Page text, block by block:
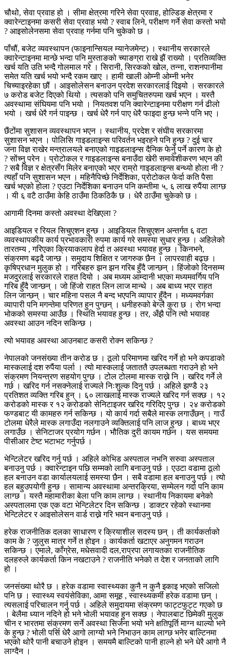
चौथो, सेवा प्रवाह हो । सीमा क्षेत्रमा गरिने सेवा प्रवाह, होल्डिङ क्षेत्रमा र
क्वारेन्टाइनमा कसरी सेवा प्रवाह भयो ? स्वाब लिने, परीक्षण गर्ने सेवा कस्तो भयो
? आइसोलेनसमा सेवा प्रवाह गर्नमा पनि चुकेको छ ।
पाँचौं, बजेट व्यवस्थापन (फाइनान्सियल म्यानेजमेन्ट) । स्थानीय सरकारले
क्वारेन्टाइनमा मान्छे भन्दा पनि मुस्ताङको च्याङग्रा राखे झैं राख्यो । प्रतिव्यक्ति
खर्च यति उति भन्दै गोलमाल गरे । सिरानी, सिरकको खोल, तन्ना, राशनपानीमा
समेत यति खर्च भयो भन्दै रकम खाए । हामी खाली ओम्नी ओम्नी भनेर
चिच्याइरहेका छौं । आइसोलेसन बनाउन प्रदेश सरकारलाई दिइयो । सरकारले
७ करोड बजेट दिएको थियो । त्यसको पनि समुचितरुपमा खर्च भएन । यस्तै
अवस्थामा संघियमा पनि भयो । नियतवश पनि क्वारेन्टाइनमा परीक्षण गर्न ढीलो
भयो । खर्च धेरै गर्न पाइन्छ । खर्च धेरै गर्न पाए धेरै फाइदा हुन्छ भन्ने पनि भए ।
छैंटोंमा सुशासन व्यवस्थापन भएन । स्थानीय, प्रदेश र संघीय सरकारमा
सुशासन भएन । पोलिसि गाइडलाइन्स परिवर्तन भइरहने पनि हुन्छ ? दुई चार
जना विज्ञ राखेर मन्त्रालयले बनाएको गाइडलाइन्स दैनिक फेर्नु पर्ने कारण के हो
? सोंच्नु परेन । प्रोटोकल र गाइडलाइन्स बनाउँदा खेरी समावेशीकरण भएन की
? सबै विज्ञ र क्षेत्रसँग मिलेर बनाएको भएर राम्रो गाइडलाइन्स बन्थ्यो होला नी ?
त्यहाँ पनि सुशासन भएन । महिनैपिच्छे निर्देशिका, प्रोटोकल फेर्दा कति पैसा
खर्च भएको होला ? एउटा निर्देशिका बनाउन पनि कम्तीमा ५, ६ लाख रुपैंया लाग्छ
। यी ६ वटै ठाउँमा केहि ठाउँमा ठिकठिकै छ । धेरै ठाउँमा चुकेको छ ।
आगामी दिनमा कस्तो अवस्था देखिएला ?
आइडियल र रियल सिचुएशन हुन्छ । आइडियल सिचुएशन अन्तर्गत ६ वटा
व्यवस्थापकीय कार्य प्रभावकारी रुपमा कार्य गरे समस्या सुधार हुन्छ । अहिलेको
तारतम्य , गरिएका क्रियाकलाप हेर्दा त अवस्था भयावह हुन्छ । किनभने,
संक्रमण बढ्दै जान्छ । समुदाय शिक्षित र जागरुक छैन । लापरवाही बढ्छ ।
कृषिप्रधान मुलुक हो । गरिबहरु झन झन गरिब हुँदै जान्छन् । हिंजोको दिनसम्म
मजदुरलाई सरकारले राहत दियो । अब मध्यम आम्दानी भएका मध्यमवर्गिय पनि
गरिब हुँदै जान्छन् । जो हिंजो राहत लिन लाज मान्थे । अब बाध्य भएर राहत
लिन जान्छन् । चार महिना पसल नै बन्द भएपनि व्यापार हुँदैन । मध्यमवर्गका
व्यापारी पनि मगन्तेमा परिणत हुन पुग्छन् । धनीहरुको बेग्लै कुरा छ । रोग भन्दा
भोकको समस्या आउँछ । स्थिति भयावह हुन्छ । तर, अँझै पनि त्यो भयावह
अवस्था आउन नदिन सकिन्छ ।
त्यो भयावह अवस्था आउनबाट कसरी रोक्न सकिन्छ ?
नेपालको जनसंख्या तीन करोड छ । ठूलो परिमाणमा खरिद गर्ने हो भने कपडाको
मास्कलाई दश रुपैंया पर्ला । त्यो मास्कलाई जताततै उपलब्धता गराउने हो भने
संक्रमण नियन्त्रण सहयोग पुग्छ । टोल टोलमा मास्क राख्ने नि । खरिद गर्ने ले
गर्छ । खरिद गर्न नसक्नेलाई राज्यले निःशुल्क दिनु पर्छ । अहिले झण्डै २३
प्रतिशत व्यक्ति गरिब हुन् । ६० लाखलाई मास्क राज्यले खरिद गर्न सक्छ । १२
करोडको मास्क र १२ करोडको सेनिटाइजर खरिद गरिदिए पुग्छ । २४ करोडको
फण्डबाट यी कामहरु गर्न सकिन्छ । यो कार्य गर्दा सबैले मास्क लगाउँछन् । गाउँ
टोलमा धेरैले मास्क लगाउँदा नलगाउने व्यक्तिलाई पनि लाज हुन्छ । बाध्य भएर
लगाउँछ । सेनिटाजर प्रयोग गर्छन । भौतिक दुरी कायम गर्छन । यस समयमा
पीसीआर टेष्ट भटाभट गर्नुपर्छ ।
भेन्टिलेटर खरिद गर्नु पर्छ । अहिले कोभिड अस्पताल नभनि सरुवा अस्पताल
बनाउनु पर्छ । क्वारेन्टाइन पछि सम्मको लागि बनाउनु पर्छ । एउटा वडामा ठूलो
हल बनाउन वडा कार्यालयलाई समस्या छैन । सबै वडामा हल बनाउनु पर्छ । त्यो
हल बहुउपयोगी हुन्छ । सामान्य अवस्थामा अन्तरक्रिया, सम्मेलन गर्दा पनि काम
लाग्छ । यस्तै महामारीका बेला पनि काम लाग्छ । स्थानीय निकायमा बनेको
अस्पतालमा एक एक वटा भेन्टिलेटर दिन सकिन्छ । डाक्टर रहेको स्थानमा
भेन्टिलेटर र आइसोलेसन वार्ड राख्ने गरि भवन बनाउनु पर्छ ।
हरेक राजनीतिक दलका साधारण र क्रियाशील सदस्य छन् । ती कार्यकर्ताको
काम के ? जुलुस मात्र गर्ने त होइन । कार्यकर्ता खटाएर अनुगमन गराउन
सकिन्छ । एमाले, काँग्रेस, मधेसवादी दल,राप्रपा लगायतका राजनीतिक
दलहरुले कार्यकर्ता किन नखटाउने ? राजनीति भनेको त देश र जनताको लागि
हो ।
जनसंख्या थोरै छ । हरेक वडामा स्वास्थ्यका कुनै न कुनै इकाइ भएको सजिलो
पनि छ । स्वास्थ्य स्वयंसेविका, आमा समूह , स्वास्थ्यकर्मी हरेक वडामा छन् ।
त्यसलाई परिचालन गर्नु पर्छ । अहिले समुदायमा संक्रमण फाट्टफुट्ट गएको छ
। बेलैमा ध्यान नदिने हो भने भोली भयावह हुन सक्छ । नेपालबाट छिमेकी मुलुक
चीन र भारतमा संक्रमण सर्ने अवस्था सिर्जना भयो भने क्षतिपूर्ति माग्न थाल्यो भने
के हुन्छ ? भोली पर्सि धेरै आगो लाग्यो भने निभाउन काम लाग्छ भनेर बाल्टिनमा
भएको थोरै पानी बचाउने होइन । समयमै बाल्टिको पानी हाल्ने हो भने धेरै आगो नै
लाग्दैन ।